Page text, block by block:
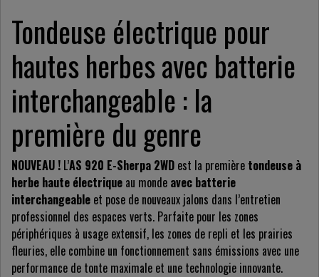
Tondeuse électrique pour
hautes herbes avec batterie
interchangeable : la
première du genre
NOUVEAU ! L’AS 920 E-Sherpa 2WD est la première tondeuse à
herbe haute électrique au monde avec batterie
interchangeable et pose de nouveaux jalons dans l’entretien
professionnel des espaces verts. Parfaite pour les zones
périphériques à usage extensif, les zones de repli et les prairies
fleuries, elle combine un fonctionnement sans émissions avec une
performance de tonte maximale et une technologie innovante.